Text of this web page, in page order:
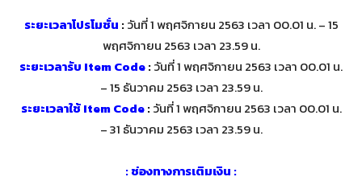
ระยะเวลาโปรโมชั่น :วันที่ 1 พฤศจิกายน 2563 เวลา 00.01 น. – 15
พฤศจิกายน 2563 เวลา 23.59 น.
ระยะเวลารับ Item Code:วันที่ 1 พฤศจิกายน 2563 เวลา 00.01 น.
– 15 ธันวาคม 2563 เวลา 23.59 น.
ระยะเวลาใช้ Item Code:วันที่ 1 พฤศจิกายน 2563 เวลา 00.01 น.
– 31 ธันวาคม 2563 เวลา 23.59 น.
: ช่องทางการเติมเงิน :